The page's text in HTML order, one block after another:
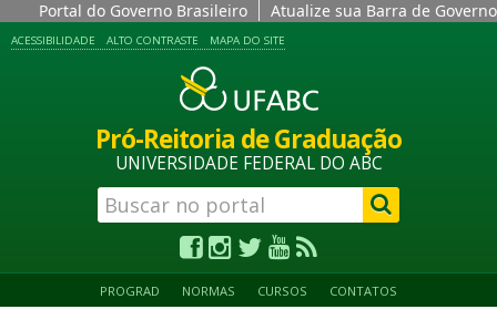
Portal do Governo Brasileiro Atualize sua Barra de Governo
ACESSIBILIDADE ALTO CONTRASTE MAPA DO SITE
Pró-Reitoria de Graduação
UNIVERSIDADE FEDERAL DO ABC
PROGRAD NORMAS CURSOS CONTATOS